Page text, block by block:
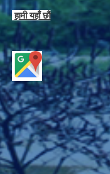
हामी यहाँ छाै‌ं